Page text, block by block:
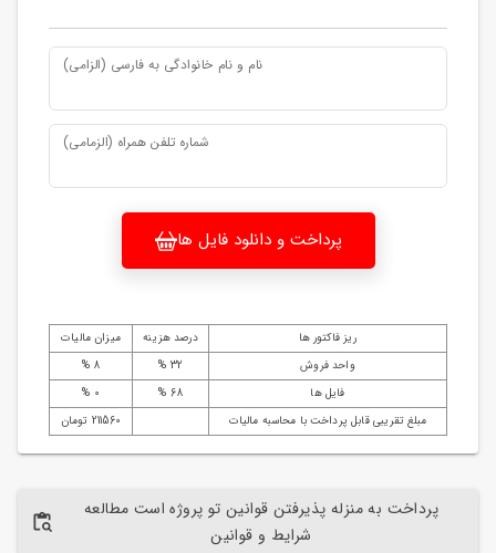
نام و نام خانوادگی به فارسی (الزامی)
شماره تلفن همراه (الزمامی)
پرداخت و دانلود فایل ها
ریز فاکتور ها درصد هزینه
میزان مالیات
واحد فروش
32 %
8 %
فایل ها
68 %
0 %
مبلغ تقریبی قابل پرداخت با محاسبه مالیات
211560 تومان
پرداخت به منزله پذیرفتن قوانین تو پروژه است مطالعه
شرایط و قوانین